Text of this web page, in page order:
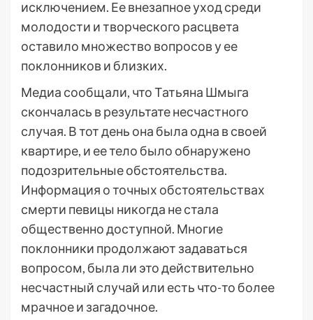
исключением. Ее внезапное уход среди
молодости и творческого расцвета
оставило множество вопросов у ее
поклонников и близких.
Медиа сообщали, что Татьяна Шмыга
скончалась в результате несчастного
случая. В тот день она была одна в своей
квартире, и ее тело было обнаружено
подозрительные обстоятельства.
Информация о точных обстоятельствах
смерти певицы никогда не стала
общественно доступной. Многие
поклонники продолжают задаваться
вопросом, была ли это действительно
несчастный случай или есть что-то более
мрачное и загадочное.